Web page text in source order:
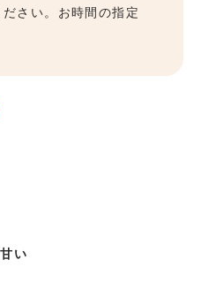
さい。お時間の指定
い